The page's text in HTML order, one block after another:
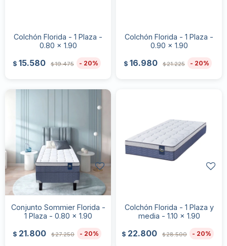
Colchón Florida - 1 Plaza -
0.80 x 1.90
$ 15.580 $19.475 20
Colchón Florida - 1 Plaza -
0.90 x 1.90
$ 16.980 $21.225 20
Conjunto Sommier Florida -
1 Plaza - 0.80 x 1.90
$ 21.800 $27.250 20
Colchón Florida - 1 Plaza y
media - 1.10 x 1.90
$ 22.800 $28.500 20